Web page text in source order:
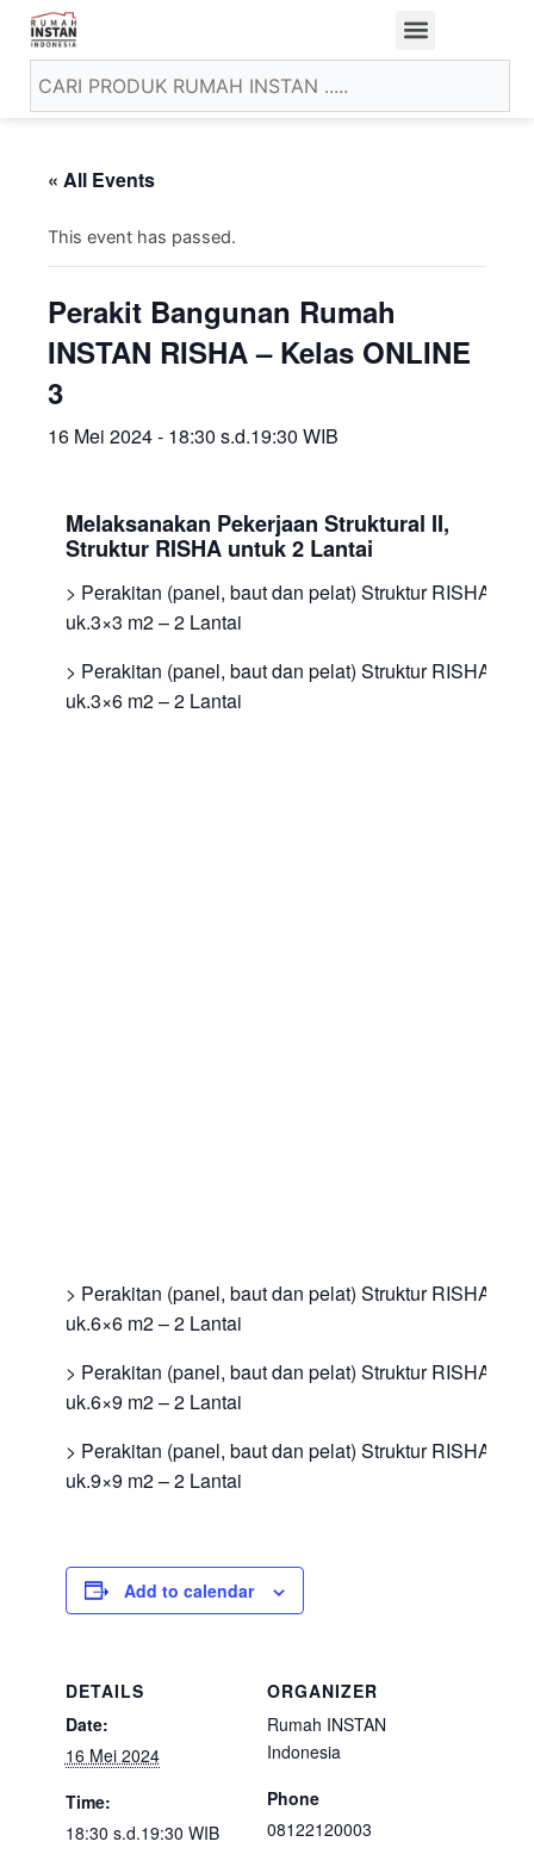
« All Events
This event has passed.
Perakit Bangunan Rumah
INSTAN RISHA – Kelas ONLINE
3
16 Mei 2024 - 18:30 s.d.19:30 WIB
Melaksanakan Pekerjaan Struktural II,
Struktur RISHA untuk 2 Lantai
> Perakitan (panel, baut dan pelat) Struktur RISHA
uk.3×3 m2 – 2 Lantai
> Perakitan (panel, baut dan pelat) Struktur RISHA
uk.3×6 m2 – 2 Lantai
> Perakitan (panel, baut dan pelat) Struktur RISHA
uk.6×6 m2 – 2 Lantai
> Perakitan (panel, baut dan pelat) Struktur RISHA
uk.6×9 m2 – 2 Lantai
> Perakitan (panel, baut dan pelat) Struktur RISHA
uk.9×9 m2 – 2 Lantai
Add to calendar
DETAILS
Date:
16 Mei 2024
Time:
18:30 s.d.19:30 WIB
ORGANIZER
Rumah INSTAN
Indonesia
Phone
08122120003